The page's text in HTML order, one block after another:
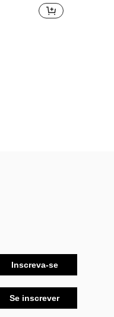
Inscreva-se
Se inscrever